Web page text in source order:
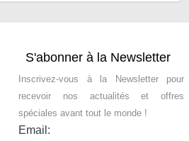
S'abonner à la Newsletter
Inscrivez-vous à la Newsletter pour
recevoir nos actualités et offres
spéciales avant tout le monde !
Email: